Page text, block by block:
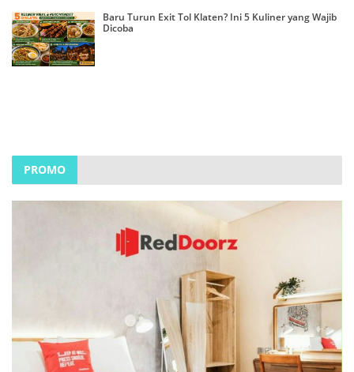
Baru Turun Exit Tol Klaten? Ini 5 Kuliner yang Wajib
Dicoba
PROMO